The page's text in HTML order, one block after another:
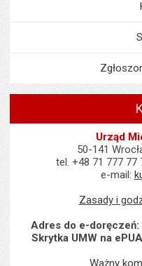
Urząd
50-141
tel. +48 71 777 77
e-mail:
Zasady i
Adres do e-doręczeń:
Skrytka UMW na
Ważny